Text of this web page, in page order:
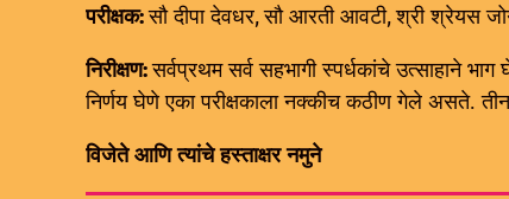
परीक्षक:सौ दीपा देवधर ,सौ आरती आवटी,श्री श्रेयस
निरीक्षण: सर्वप्रथम सर्व सहभागी स्पर्धकांचे उत्साहाने
निर्णय घेणे एका परीक्षकाला नक्कीच कठीण गेले असते.
विजेते आणि त्यांचे हस्ताक्षर नमुने